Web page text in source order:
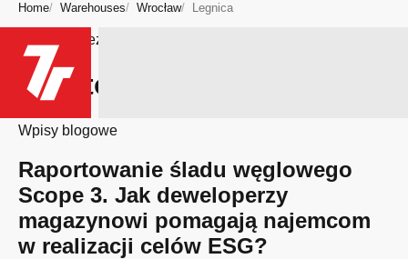
Home Warehouses Wrocław Legnica
Bądź na bieżąco
Miasto: Legnica
Wpisy blogowe
Raportowanie śladu węglowego
Scope 3. Jak deweloperzy
magazynowi pomagają najemcom
w realizacji celów ESG?